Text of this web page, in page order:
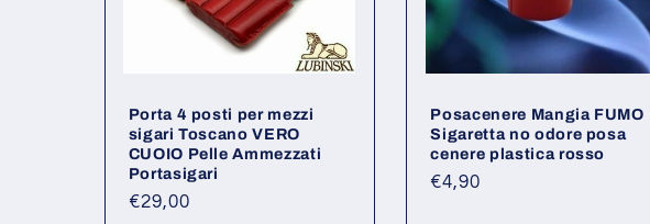
o
n
Porta 4 posti per mezzi
sigari Toscano VERO
CUOIO Pelle Ammezzati
Portasigari
Prezzo
€29,00
Posacenere Mangia FUMO
Sigaretta no odore posa
cenere plastica rosso
Prezzo
€4,90